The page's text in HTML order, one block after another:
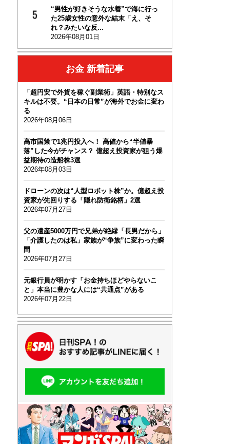
“男性が好きそうな水着”で海に行っ
た25歳女性の意外な結末「え、そ
れ？みたいな反...
2026年08月01日
お金 新着記事
「超円安で外貨を稼ぐ副業術」英語・特別なス
キルは不要。“日本の日常”が海外でお金に変わ
る
2026年08月06日
高市国策で1兆円投入へ！ 高値から“半値暴
落”した今がチャンス？ 億超え投資家が狙う爆
益期待の造船株3選
2026年08月03日
ドローンの次は“人型ロボット株”か。億超え投
資家が先回りする「隠れ防衛銘柄」2選
2026年07月27日
父の遺産5000万円で兄弟が絶縁「長男だから」
「介護したのは私」家族が“争族”に変わった瞬
間
2026年07月27日
元銀行員が明かす「お金持ちほどやらないこ
と」本当に豊かな人には“共通点”がある
2026年07月22日